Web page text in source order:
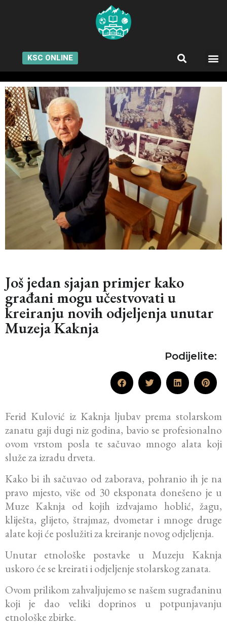
KSC ONLINE
Još jedan sjajan primjer kako
građani mogu učestvovati u
kreiranju novih odjeljenja unutar
Muzeja Kaknja
Podijelite:
Ferid Kulović iz Kaknja ljubav prema stolarskom
zanatu gaji dugi niz godina, bavio se profesionalno
ovom vrstom posla te sačuvao mnogo alata koji
služe za izradu drveta.
Kako bi ih sačuvao od zaborava, pohranio ih je na
pravo mjesto, više od 30 eksponata donešeno je u
Muze Kaknja od kojih izdvajamo hoblić, žagu,
kliješta, glijeto, štrajmaz, dvometar i mnoge druge
alate koji će poslužiti za kreiranje novog odjeljenja.
Unutar etnološke postavke u Muzeju Kaknja
uskoro će se kreirati i odjeljenje stolarskog zanata.
Ovom prilikom zahvaljujemo se našem sugrađaninu
koji je dao veliki doprinos u potpunjavanju
etnološke zbirke.